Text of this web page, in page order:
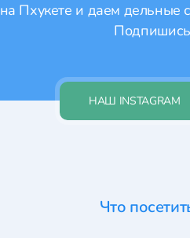
Пхукете и даем дельные
НАШ INSTAGRAM
Что